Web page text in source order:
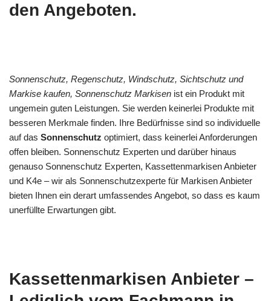
den Angeboten.
Sonnenschutz, Regenschutz, Windschutz, Sichtschutz und
Markise kaufen, Sonnenschutz Markisen ist ein Produkt mit
ungemein guten Leistungen. Sie werden keinerlei Produkte mit
besseren Merkmale finden. Ihre Bedürfnisse sind so individuelle
auf das Sonnenschutz optimiert, dass keinerlei Anforderungen
offen bleiben. Sonnenschutz Experten und darüber hinaus
genauso Sonnenschutz Experten, Kassettenmarkisen Anbieter
und K4e – wir als Sonnenschutzexperte für Markisen Anbieter
bieten Ihnen ein derart umfassendes Angebot, so dass es kaum
unerfüllte Erwartungen gibt.
Kassettenmarkisen Anbieter –